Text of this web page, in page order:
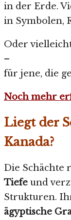
in der Erde.
in Symbolen,
Oder
–
für jene, die
Noch mehr
Liegt der
Kanada?
Die Schächte
Tiefe und
Strukturen.
ägyptische